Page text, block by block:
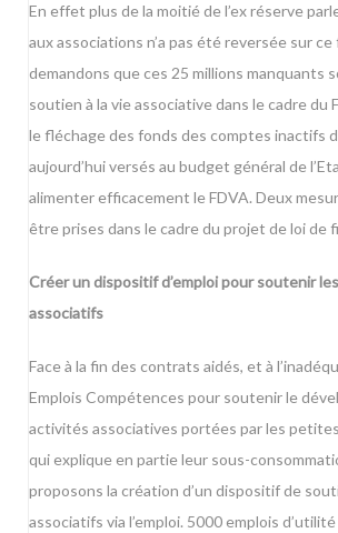
En effet plus de la moitié de l’ex réserve
aux associations n’a pas été reversée sur ce
demandons que ces 25 millions manquants
soutien à la vie associative dans le cadre du
le fléchage des fonds des comptes inactifs
aujourd’hui versés au budget général de
alimenter efficacement le FDVA. Deux
être prises dans le cadre du projet de loi de
Créer un dispositif d’emploi pour soutenir
associatifs
Face à la fin des contrats aidés, et à
Emplois Compétences pour soutenir le
activités associatives portées par les
qui explique en partie leur sous-
proposons la création d’un dispositif de
associatifs via l’emploi. 5000 emplois